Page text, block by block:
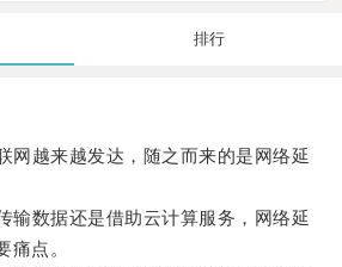
排行
越来越发达，随之而来的是网络延
数据还是借助云计算服务，网络延
痛点。